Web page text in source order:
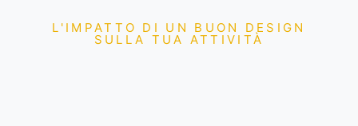
L'IMPATTO DI UN BUON DESIGN
SULLA TUA ATTIVITÀ